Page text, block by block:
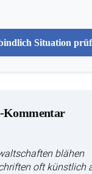
Situation
Kommentar
blähen
oft künstlich